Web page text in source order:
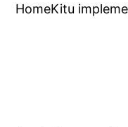
HomeKitu